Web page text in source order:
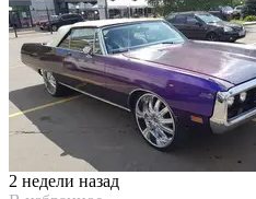
2 недели назад